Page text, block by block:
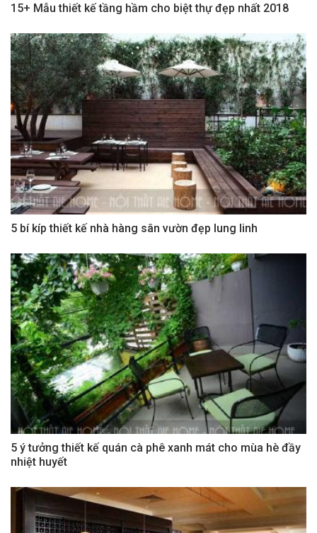
15+ Mẫu thiết kế tầng hầm cho biệt thự đẹp nhất 2018
5 bí kíp thiết kế nhà hàng sân vườn đẹp lung linh
5 ý tưởng thiết kế quán cà phê xanh mát cho mùa hè đầy
nhiệt huyết